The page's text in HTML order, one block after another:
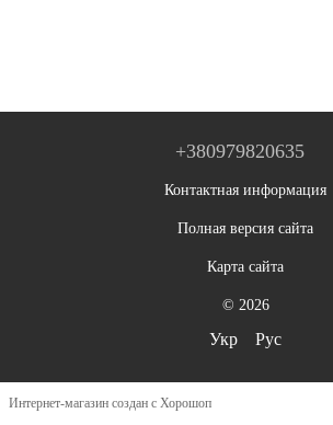
+380979820635
Контактная информация
Полная версия сайта
Карта сайта
© 2026
Укр Рус
Интернет-магазин создан с Хорошоп